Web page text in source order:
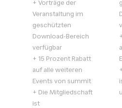
+ Vorträge der
Veranstaltung im
geschützten
Download-Bereich
verfügbar
+ 15 Prozent Rabatt
auf alle weiteren
Events von summit
+ Die Mitgliedschaft
ist